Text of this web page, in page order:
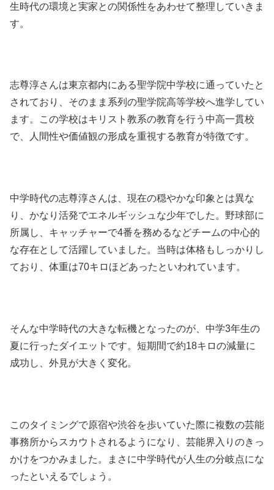
生時代の環境と実家との関係性をあわせて整理していきま
す。
志尊淳さんは東京都内にある聖学院中学校に通っていたと
されており、そのまま系列の聖学院高等学校へ進学してい
ます。この学校はキリスト教系の教育を行う中高一貫校
で、人間性や価値観の形成を重視する教育が特徴です。
中学時代の志尊淳さんは、現在の穏やかな印象とは異な
り、かなり活発でエネルギッシュな少年でした。野球部に
所属し、キャッチャーで4番を務めるなどチームの中心的
な存在として活躍していました。当時は体格もしっかりし
ており、体重は70キロほどあったといわれています。
そんな中学時代の大きな転機となったのが、中学3年生の
夏に行ったダイエットです。短期間で約18キロの減量に
成功し、外見が大きく変化。
このタイミングで原宿や渋谷を歩いていた際に複数の芸能
事務所からスカウトされるようになり、芸能界入りのきっ
かけをつかみました。まさに中学時代が人生の分岐点にな
ったといえるでしょう。